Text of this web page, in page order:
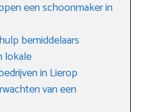
een schoonmaker in
bemiddelaars
lokale
in Lierop
van een